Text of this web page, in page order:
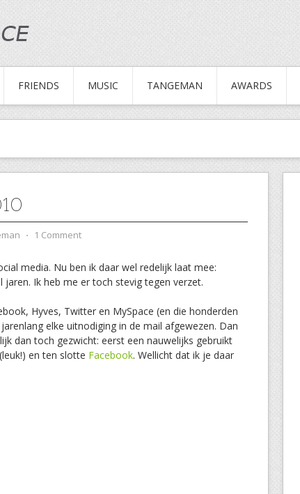
FRIENDS MUSIC TANGEMAN AWARDS
⋅ 1 Comment
media. Nu ben ik daar wel redelijk laat mee:
Ik heb me er toch stevig tegen verzet.
Hyves, Twitter en MySpace (en die honderden
elke uitnodiging in de mail afgewezen. Dan
dan toch gezwicht: eerst een nauwelijks gebruikt
(leuk!) en ten slotte Facebook. Wellicht dat ik je daar